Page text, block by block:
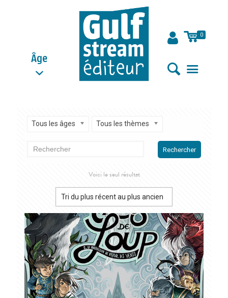
Âge
0
Tous les âges Tous les thèmes
Rechercher
Voici le seul résultat